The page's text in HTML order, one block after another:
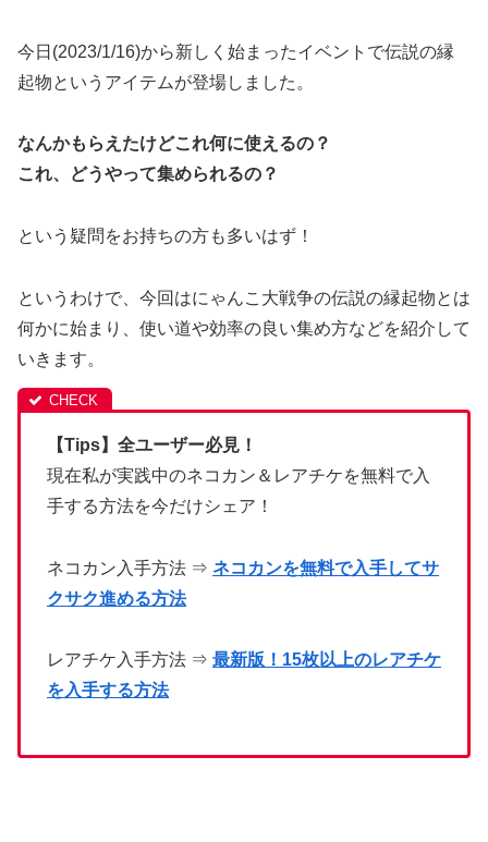
今日(2023/1/16)から新しく始まったイベントで伝説の縁
起物というアイテムが登場しました。
なんかもらえたけどこれ何に使えるの？
これ、どうやって集められるの？
という疑問をお持ちの方も多いはず！
というわけで、今回はにゃんこ大戦争の伝説の縁起物とは
何かに始まり、使い道や効率の良い集め方などを紹介して
いきます。
【Tips】全ユーザー必見！
現在私が実践中のネコカン＆レアチケを無料で入
手する方法を今だけシェア！
ネコカン入手方法 ⇒ ネコカンを無料で入手してサ
クサク進める方法
レアチケ入手方法 ⇒ 最新版！15枚以上のレアチケ
を入手する方法